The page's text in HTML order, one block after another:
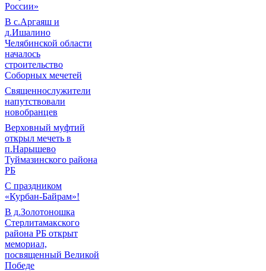
России»
В с.Аргаяш и
д.Ишалино
Челябинской области
началось
строительство
Соборных мечетей
Священнослужители
напутствовали
новобранцев
Верховный муфтий
открыл мечеть в
п.Нарышево
Туймазинского района
РБ
С праздником
«Курбан-Байрам»!
В д.Золотоношка
Стерлитамакского
района РБ открыт
мемориал,
посвященный Великой
Победе